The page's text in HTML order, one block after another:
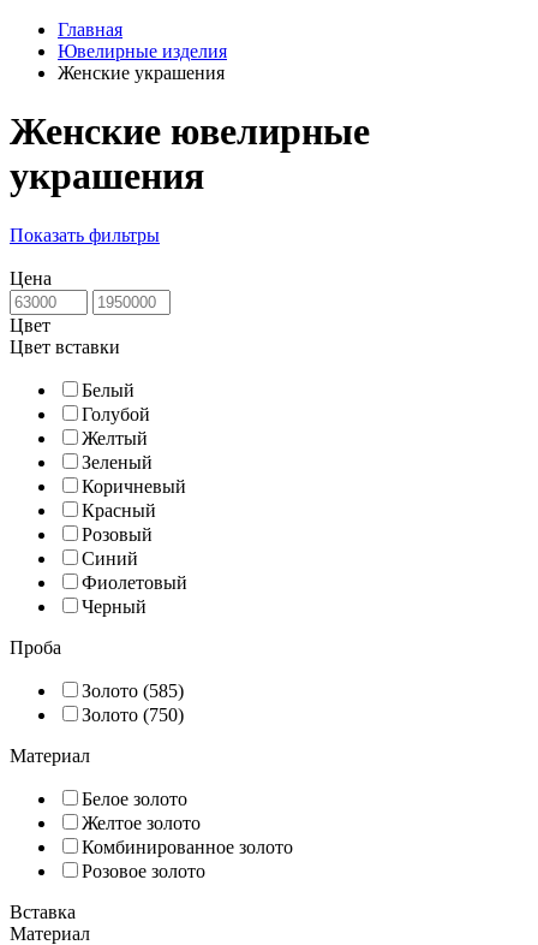
Главная
Ювелирные изделия
Женские украшения
Женские ювелирные
украшения
Показать фильтры
Цена
Цвет
Цвет вставки
Белый
Голубой
Желтый
Зеленый
Коричневый
Красный
Розовый
Синий
Фиолетовый
Черный
Проба
Золото (585)
Золото (750)
Материал
Белое золото
Желтое золото
Комбинированное золото
Розовое золото
Вставка
Материал